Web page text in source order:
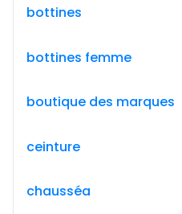
bottines
bottines femme
boutique des marques
ceinture
chausséa